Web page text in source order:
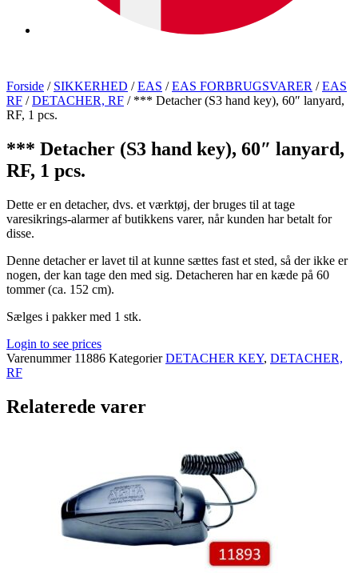
Forside / SIKKERHED /EAS /EAS FORBRUGSVARER /EAS
RF /DETACHER, RF / *** Detacher (S3 hand key), 60″ lanyard,
RF, 1 pcs.
*** Detacher (S3 hand key), 60″ lanyard,
RF, 1 pcs.
Dette er en detacher, dvs. et værktøj, der bruges til at tage
varesikrings-alarmer af butikkens varer, når kunden har betalt for
disse.
Denne detacher er lavet til at kunne sættes fast et sted, så der ikke er
nogen, der kan tage den med sig. Detacheren har en kæde på 60
tommer (ca. 152 cm).
Sælges i pakker med 1 stk.
Login to see prices
Varenummer 11886 Kategorier DETACHER KEY, DETACHER,
RF
Relaterede varer